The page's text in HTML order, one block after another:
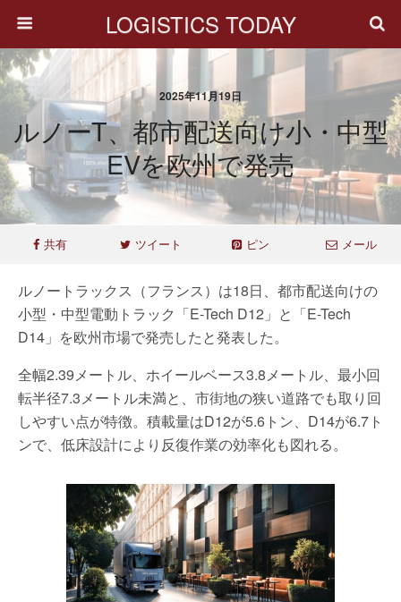
LOGISTICS TODAY
2025年11月19日
ルノーT、都市配送向け小・中型
EVを欧州で発売
共有 ツイート ピン メール
ルノートラックス（フランス）は18日、都市配送向けの
小型・中型電動トラック「E-Tech D12」と「E-Tech
D14」を欧州市場で発売したと発表した。
全幅2.39メートル、ホイールベース3.8メートル、最小回
転半径7.3メートル未満と、市街地の狭い道路でも取り回
しやすい点が特徴。積載量はD12が5.6トン、D14が6.7ト
ンで、低床設計により反復作業の効率化も図れる。